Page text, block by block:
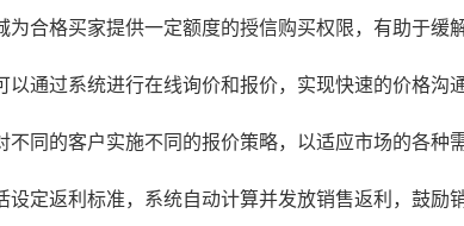
合格买家提供一定额度的授信购买权限，有助于缓
通过系统进行在线询价和报价，实现快速的价格沟通
同的客户实施不同的报价策略，以适应市场的各种
定返利标准，系统自动计算并发放销售返利，鼓励